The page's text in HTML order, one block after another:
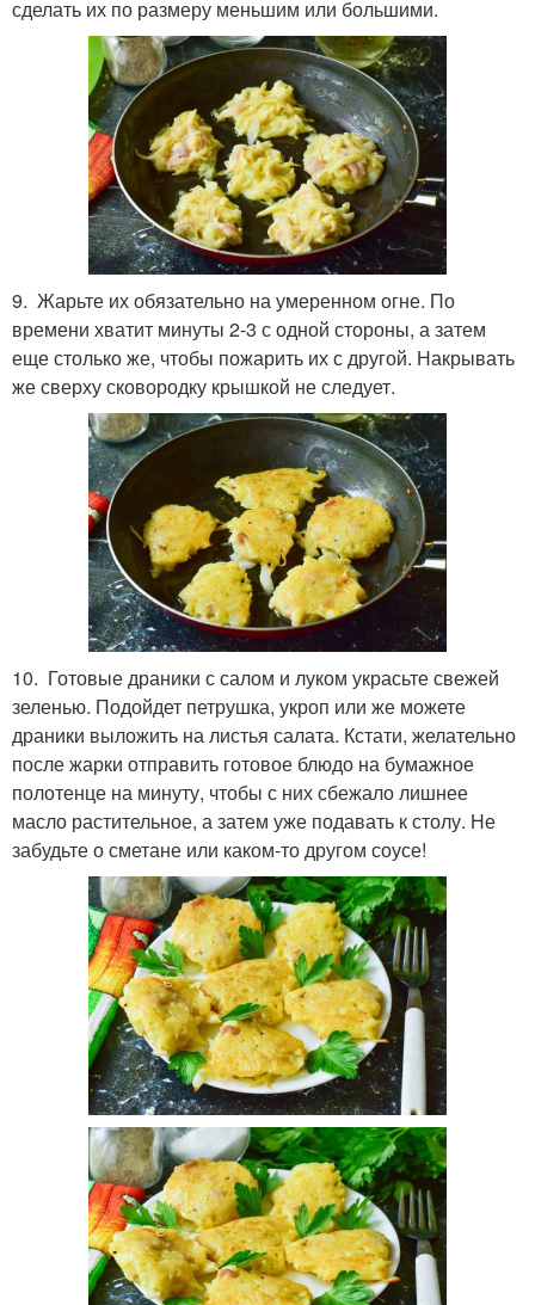
сделать их по размеру меньшим или большими.
9. Жарьте их обязательно на умеренном огне. По
времени хватит минуты 2-3 с одной стороны, а затем
еще столько же, чтобы пожарить их с другой. Накрывать
же сверху сковородку крышкой не следует.
10. Готовые драники с салом и луком украсьте свежей
зеленью. Подойдет петрушка, укроп или же можете
драники выложить на листья салата. Кстати, желательно
после жарки отправить готовое блюдо на бумажное
полотенце на минуту, чтобы с них сбежало лишнее
масло растительное, а затем уже подавать к столу. Не
забудьте о сметане или каком-то другом соусе!